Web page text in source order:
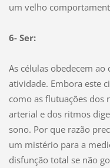
um velho
6- Ser:
As células obedecem
atividade. Embora este
como as flutuações dos
arterial e dos ritmos
sono. Por que razão
um mistério para a
disfunção total se não